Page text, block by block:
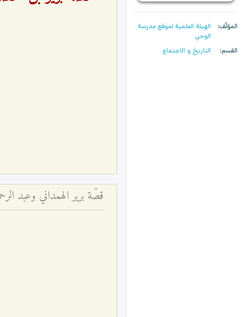
المؤلّف
الهیئة العلمیة لموقع مدرسة
الوحي
القسم
التاريخ و الاجتماع
قصّة برير الهمداني وعبد